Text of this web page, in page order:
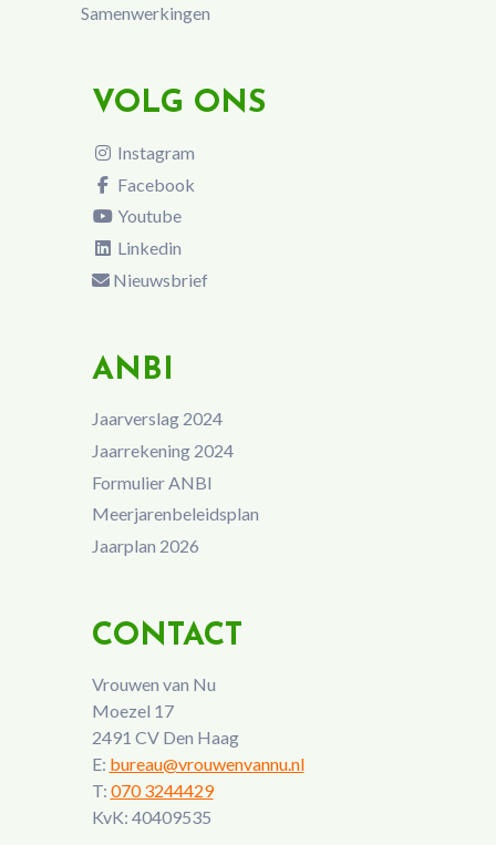
Samenwerkingen
VOLG ONS
Instagram
Facebook
Youtube
Linkedin
Nieuwsbrief
ANBI
Jaarverslag 2024
Jaarrekening 2024
Formulier ANBI
Meerjarenbeleidsplan
Jaarplan 2026
CONTACT
Vrouwen van Nu
Moezel 17
2491 CV Den Haag
E: bureau@vrouwenvannu.nl
T: 070 3244429
KvK: 40409535